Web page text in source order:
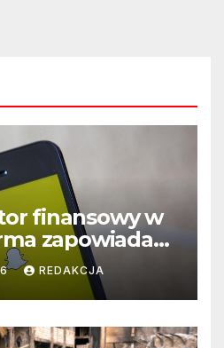
finansowy w
zapowiada
REDAKCJA